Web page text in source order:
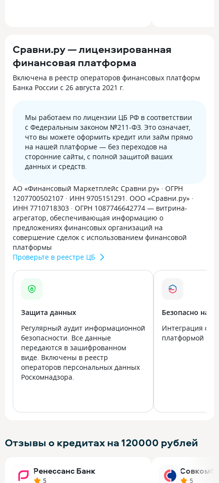
Сравни.ру — лицензированная
финансовая платформа
Включена в реестр операторов финансовых платформ
Банка России с 26 августа 2021 г.
Мы работаем по лицензии ЦБ РФ в соответствии
с Федеральным законом №211-ФЗ. Это означает,
что вы можете оформить кредит или займ прямо
на нашей платформе — без переходов на
сторонние сайты, с полной защитой ваших
данных и средств.
АО «Финансовый Маркетплейс Сравни.ру» · ОГРН
1207700502107 · ИНН 9705151291. ООО «Сравни.ру» ·
ИНН 7710718303 · ОГРН 1087746642774 — витрина-
агрегатор, обеспечивающая информацию о
предложениях финансовых организаций на
совершение сделок с использованием финансовой
платформы
Проверьте в реестре ЦБ
Защита данных
Регулярный аудит информационной
безопасности. Все данные
передаются в зашифрованном
виде. Включены в реестр
операторов персональных данных
Роскомнадзора.
Безопасно на
Интеграция с
платформой
Отзывы о кредитах на 120000 рублей
Ренессанс Банк
5 5